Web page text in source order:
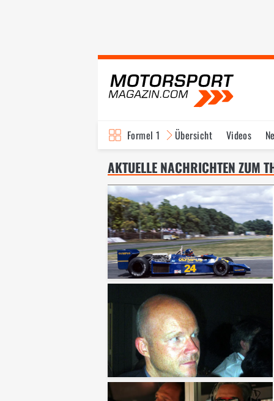
Formel 1 Übersicht Videos
Fahrer & Teams
AKTUELLE NACHRICHTEN ZUM